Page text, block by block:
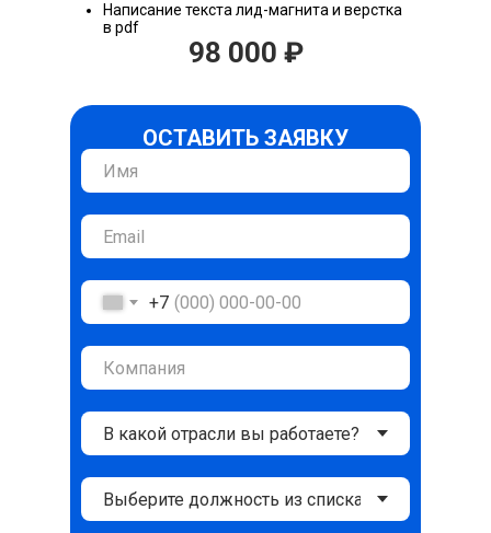
Написание текста лид-магнита и верстка
в pdf
98 000 ₽
ОСТАВИТЬ ЗАЯВКУ
+7